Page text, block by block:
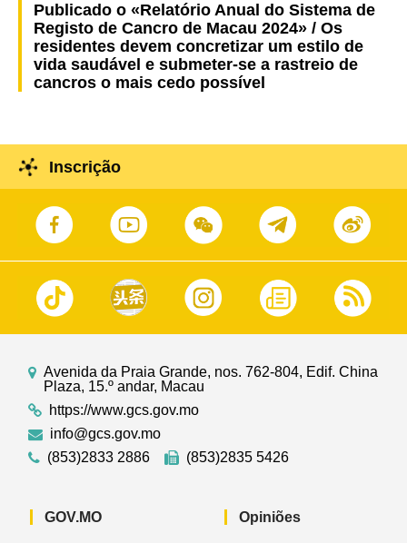
Publicado o «Relatório Anual do Sistema de
Registo de Cancro de Macau 2024» / Os
residentes devem concretizar um estilo de
vida saudável e submeter-se a rastreio de
cancros o mais cedo possível
Inscrição
Avenida da Praia Grande, nos. 762-804, Edif. China
Plaza, 15.º andar, Macau
https://www.gcs.gov.mo
info@gcs.gov.mo
(853)2833 2886
(853)2835 5426
GOV.MO Opiniões